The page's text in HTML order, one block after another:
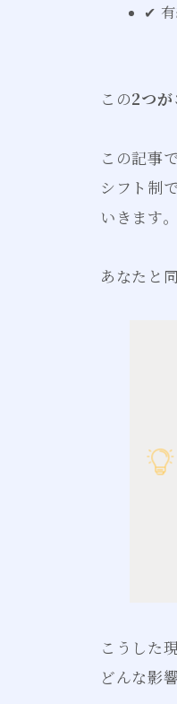
✔
この2つ
この記事
シフト制
いきます。
あなたと
こうした
どんな影